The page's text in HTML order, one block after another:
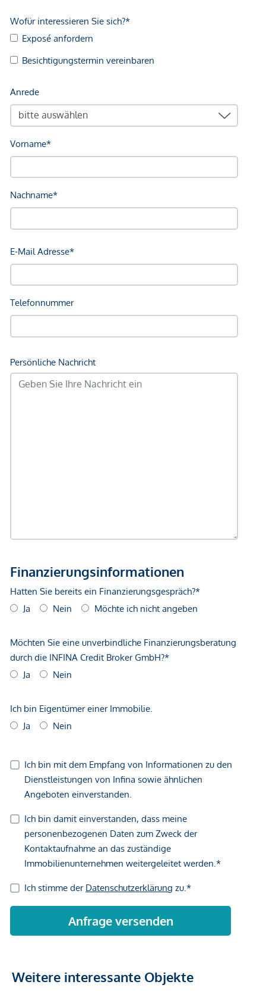
Gesundheit
Apotheke <250m
Krankenhaus <1.250m
Kinder & Schulen
Schule <500m
Kindergarten <500m
Supermarkt <250m
Einkaufszentrum <1.750m
Sonstige
Geldautomat <250m
Bank <500m
Verkehr
Vertragsabschluss resultierende Rechte sind ausschließlich
gegenüber dem anbietenden Immobilienunternehmen
geltend zu machen. Wir weisen Sie darauf hin, dass die
gemachten Angaben und Informationen lediglich
Gewähr erfolgen. Der Vermittler ist als Doppelmakler tätig.
Weitere interessante Objekte